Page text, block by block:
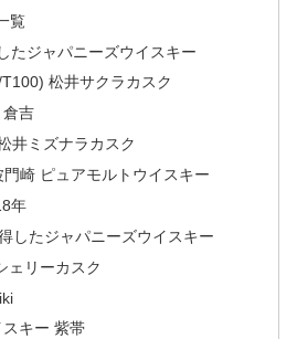
覧
たジャパニーズウイスキー
松井サクラカスク
吉
井ミズナラカスク
崎 ピュアモルトウイスキー
年
したジャパニーズウイスキー
ェリーカスク
キー 紫帯